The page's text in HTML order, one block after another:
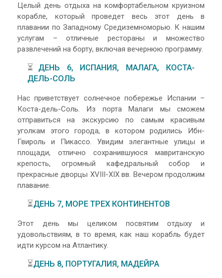
Целый день отдыха на комфортабельном круизном
корабле, который проведет весь этот день в
плавании по Западному Средиземноморью. К нашим
услугам – отличные рестораны и множество
развлечений на борту, включая вечернюю программу.
⏳ ДЕНЬ 6, ИСПАНИЯ, МАЛАГА, КОСТА-
ДЕЛЬ-СОЛЬ
Нас приветствует солнечное побережье Испании –
Коста-дель-Соль. Из порта Малаги мы сможем
отправиться на экскурсию по самым красивым
уголкам этого города, в котором родились Ибн-
Гвироль и Пикассо. Увидим элегантные улицы и
площади, отлично сохранившуюся мавританскую
крепость, огромный кафедральный собор и
прекрасные дворцы XVIII-XIX вв. Вечером продолжим
плавание.
⏳ДЕНЬ 7, МОРЕ ТРЕХ КОНТИНЕНТОВ
Этот день мы целиком посвятим отдыху и
удовольствиям, в то время, как наш корабль будет
идти курсом на Атлантику.
⏳ДЕНЬ 8, ПОРТУГАЛИЯ, МАДЕЙРА